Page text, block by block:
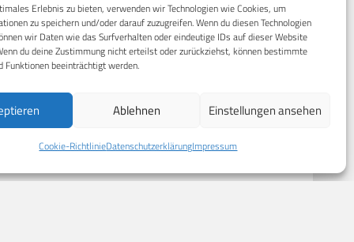
Erlebnis zu bieten, verwenden wir Technologien wie Cookies, um
zu speichern und/oder darauf zuzugreifen. Wenn du diesen Technologien
wir Daten wie das Surfverhalten oder eindeutige IDs auf dieser Website
du deine Zustimmung nicht erteilst oder zurückziehst, können bestimmte
Funktionen beeinträchtigt werden.
Ablehnen Einstellungen ansehen
Cookie-RichtlinieDatenschutzerklärungImpressum
Cookie-Richtlinie (EU)
AGB
Compliance